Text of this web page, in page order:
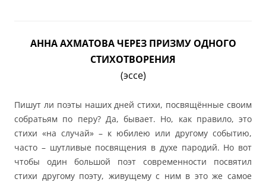
АННА АХМАТОВА ЧЕРЕЗ ПРИЗМУ ОДНОГО
СТИХОТВОРЕНИЯ
(эссе)
Пишут ли поэты наших дней стихи, посвящённые своим
собратьям по перу? Да, бывает. Но, как правило, это
стихи «на случай» – к юбилею или другому событию,
часто – шутливые посвящения в духе пародий. Но вот
чтобы один большой поэт современности посвятил
стихи другому поэту, живущему с ним в это же самое